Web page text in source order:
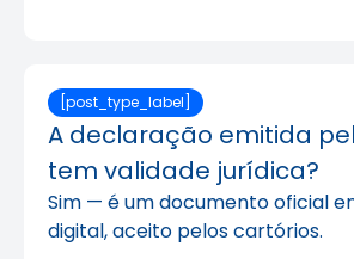
[post_type_label]
A declaração emitida
tem validade jurídica?
Sim — é um documento oficial
digital, aceito pelos cartórios.